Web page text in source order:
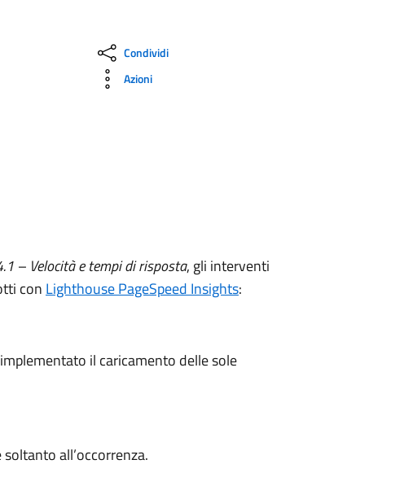
Condividi
Azioni
– Velocità e tempi di risposta, gli interventi
con Lighthouse PageSpeed Insights:
il caricamento delle sole
all’occorrenza.